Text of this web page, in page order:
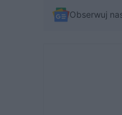
Obserwuj